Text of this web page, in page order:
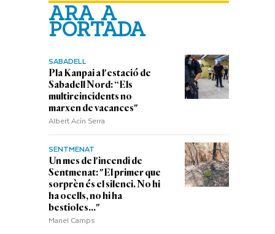
ARA A
PORTADA
SABADELL
Pla Kanpai a l'estació de
Sabadell Nord: “Els
multireincidents no
marxen de vacances"
Albert Acín Serra
SENTMENAT
Un mes de l'incendi de
Sentmenat: "El primer que
sorprèn és el silenci. No hi
ha ocells, no hi ha
bestioles..."
Manel Camps